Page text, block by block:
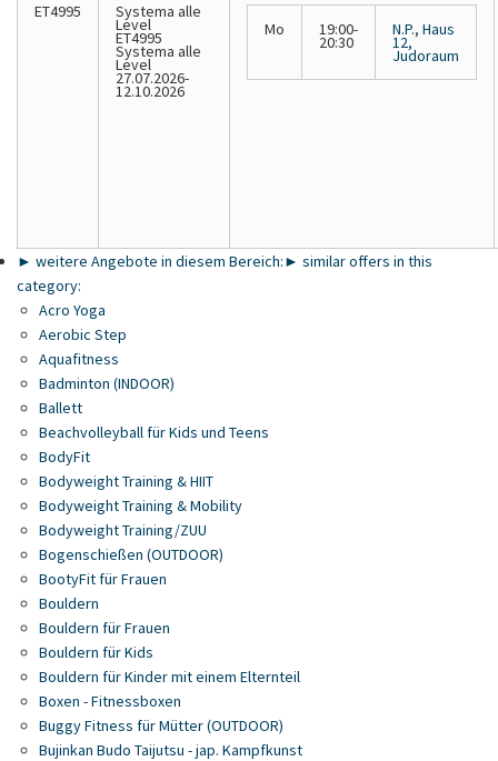
ET4995 Systema alle
Level
ET4995
Systema alle
Level
27.07.2026-
12.10.2026
Mo 19:00-
20:30
N.P., Haus
12,
Judoraum
► weitere Angebote in diesem Bereich:► similar offers in this
category:
Acro Yoga
Aerobic Step
Aquafitness
Badminton (INDOOR)
Ballett
Beachvolleyball für Kids und Teens
BodyFit
Bodyweight Training & HIIT
Bodyweight Training & Mobility
Bodyweight Training/ZUU
Bogenschießen (OUTDOOR)
BootyFit für Frauen
Bouldern
Bouldern für Frauen
Bouldern für Kids
Bouldern für Kinder mit einem Elternteil
Boxen - Fitnessboxen
Buggy Fitness für Mütter (OUTDOOR)
Bujinkan Budo Taijutsu - jap. Kampfkunst